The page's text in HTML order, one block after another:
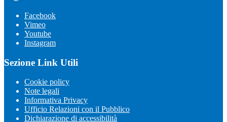
Facebook
Vimeo
Youtube
Instagram
Sezione Link Utili
Cookie policy
Note legali
Informativa Privacy
Ufficio Relazioni con il Pubblico
Dichiarazione di accessibilità